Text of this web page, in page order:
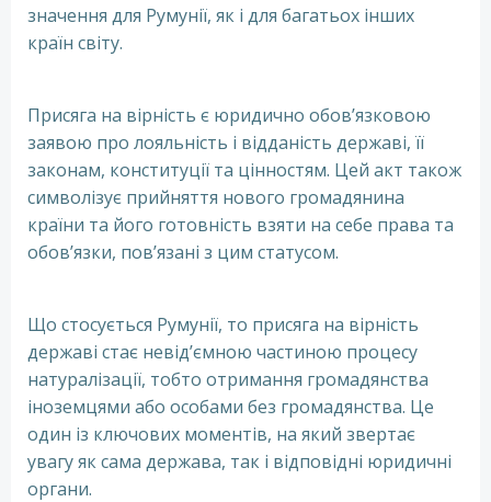
значення для Румунії, як і для багатьох інших
країн світу.
Присяга на вірність є юридично обов’язковою
заявою про лояльність і відданість державі, її
законам, конституції та цінностям. Цей акт також
символізує прийняття нового громадянина
країни та його готовність взяти на себе права та
обов’язки, пов’язані з цим статусом.
Що стосується Румунії, то присяга на вірність
державі стає невід’ємною частиною процесу
натуралізації, тобто отримання громадянства
іноземцями або особами без громадянства. Це
один із ключових моментів, на який звертає
увагу як сама держава, так і відповідні юридичні
органи.